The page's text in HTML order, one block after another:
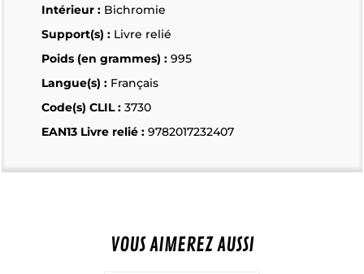
Intérieur : Bichromie
Support(s) : Livre relié
Poids (en grammes) : 995
Langue(s) : Français
Code(s) CLIL : 3730
EAN13 Livre relié : 9782017232407
VOUS AIMEREZ AUSSI